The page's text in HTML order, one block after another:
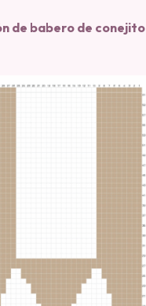
de babero de conejito